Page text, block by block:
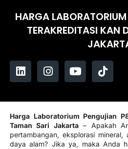
HARGA
TERAKREDITASI KAN
Harga Laboratorium Pengujian
Taman Sari Jakarta– Apakah
pertambangan, eksplorasi mineral,
daya alam? Jika ya, maka Anda